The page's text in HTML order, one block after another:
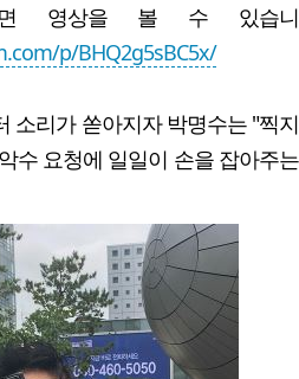
면 영상을 볼 수 있습니
p/BHQ2g5sBC5x/
소리가 쏟아지자 박명수는 "찍지
수 요청에 일일이 손을 잡아주는